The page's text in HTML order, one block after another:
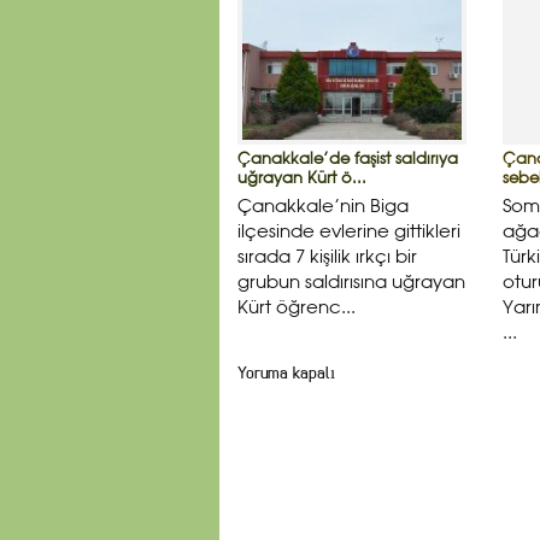
Çanakkale’de faşist saldırıya
uğrayan Kürt ö...
Çanakkale’nin Biga
ilçesinde evlerine gittikleri
sırada 7 kişilik ırkçı bir
grubun saldırısına uğrayan
Kürt öğrenc...
...
Yoruma kapalı